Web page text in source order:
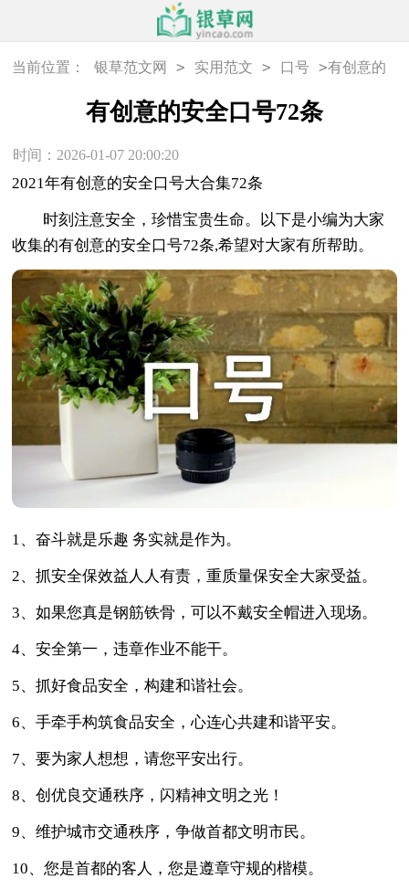
当前位置： 银草范文网 > 实用范文 > 口号 >有创意的
有创意的安全口号72条
时间：2026-01-07 20:00:20
2021年有创意的安全口号大合集72条
时刻注意安全，珍惜宝贵生命。以下是小编为大家
收集的有创意的安全口号72条,希望对大家有所帮助。
1、奋斗就是乐趣 务实就是作为。
2、抓安全保效益人人有责，重质量保安全大家受益。
3、如果您真是钢筋铁骨，可以不戴安全帽进入现场。
4、安全第一，违章作业不能干。
5、抓好食品安全，构建和谐社会。
6、手牵手构筑食品安全，心连心共建和谐平安。
7、要为家人想想，请您平安出行。
8、创优良交通秩序，闪精神文明之光！
9、维护城市交通秩序，争做首都文明市民。
10、您是首都的客人，您是遵章守规的楷模。